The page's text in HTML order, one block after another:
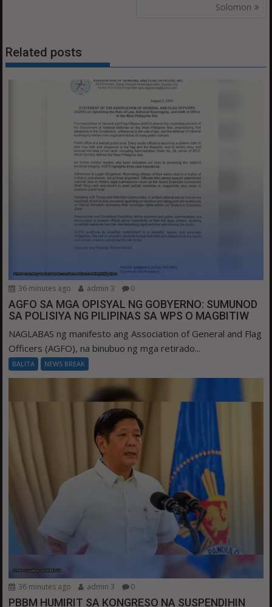
Solomon
Related posts
36 minutes ago admin 3 0
AGFO SA MGA OPISYAL NG GOBYERNO: SUMUNOD
SA POLISIYA NG PILIPINAS SA WPS O MAGBITIW
NAGLABAS ng manifesto ang Association of General and Flag
Officers (AGFO), na binubuo ng mga retirado...
BALITA NEWS BREAK
36 minutes ago admin 3 0
PBBM HUMIRIT SA KONGRESO NA SUSPENDIHIN